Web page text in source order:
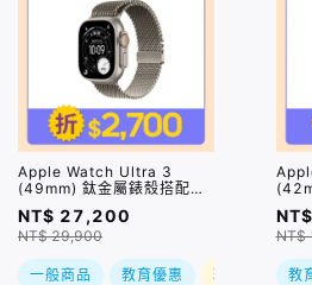
Apple Watch Ultra 3
(49mm) 鈦金屬錶殼搭配米
蘭錶環
NT$ 27,200
NT$ 29,900
一般商品 教育優惠 現折
NT$
教